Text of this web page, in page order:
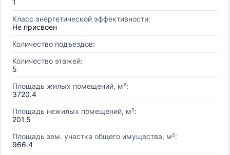
1
Класс энергетической эффективности:
Не присвоен
Количество подъездов:
Количество этажей:
5
Площадь жилых помещений, м²:
3720.4
Площадь нежилых помещений, м²:
201.5
Площадь зем. участка общего имущества, м²:
966.4